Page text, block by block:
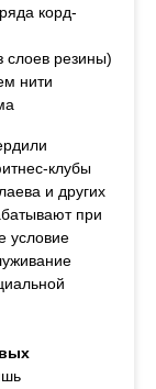
корд-
слоев резины)
нити
клубы
и других
при
условие